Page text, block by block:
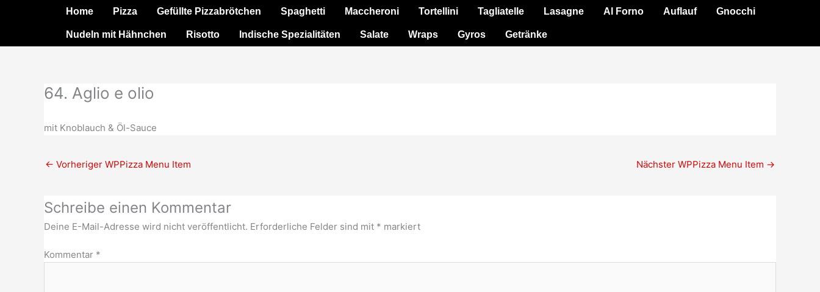
Home Pizza Gefüllte Pizzabrötchen Spaghetti Maccheroni Tortellini Tagliatelle Lasagne Al Forno Auflauf Gnocchi
Nudeln mit Hähnchen Risotto Indische Spezialitäten Salate Wraps Gyros Getränke
64. Aglio e olio
mit Knoblauch & Öl-Sauce
← Vorheriger WPPizza Menu Item Nächster WPPizza Menu Item →
Schreibe einen Kommentar
Deine E-Mail-Adresse wird nicht veröffentlicht. Erforderliche Felder sind mit * markiert
Kommentar *